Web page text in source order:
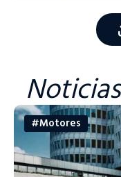
Noticias
#Motores